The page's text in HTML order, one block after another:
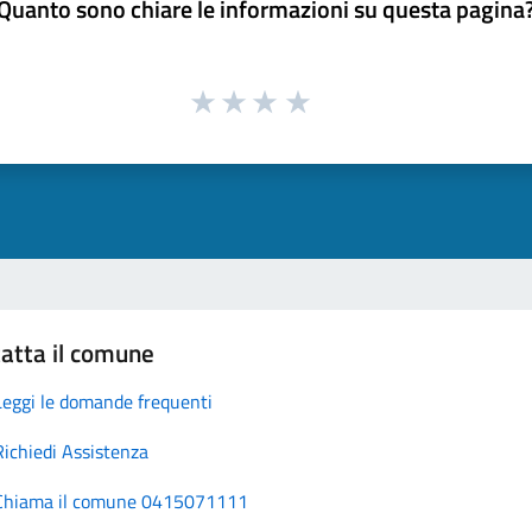
sono chiare le informazioni su questa
il comune
le domande frequenti
Assistenza
il comune 0415071111